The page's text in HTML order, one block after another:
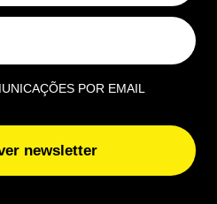
POR EMAIL
newsletter